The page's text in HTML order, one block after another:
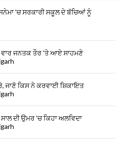
'ਚ ਸਰਕਾਰੀ ਸਕੂਲ ਦੇ ਬੱਚਿਆਂ ਨੂੰ
ਵਾਰ ਜਨਤਕ ਤੌਰ 'ਤੇ ਆਏ ਸਾਹਮਣੇ
ਜਾਣੋ ਕਿਸ ਨੇ ਕਰਵਾਈ ਸ਼ਿਕਾਇਤ
ਦੀ ਉਮਰ 'ਚ ਕਿਹਾ ਅਲਵਿਦਾ